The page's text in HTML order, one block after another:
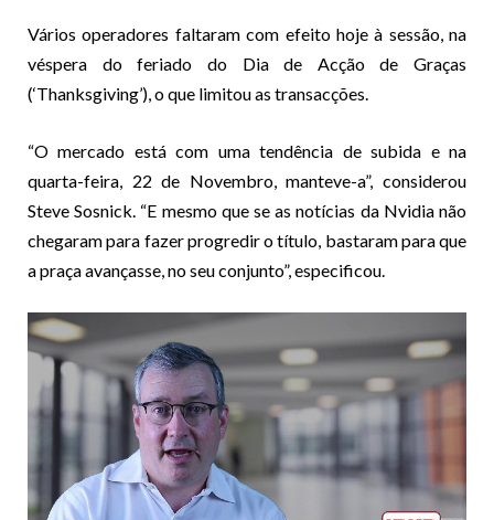
Vários operadores faltaram com efeito hoje à sessão, na
véspera do feriado do Dia de Acção de Graças
(‘Thanksgiving’), o que limitou as transacções.
“O mercado está com uma tendência de subida e na
quarta-feira, 22 de Novembro, manteve-a”, considerou
Steve Sosnick. “E mesmo que se as notícias da Nvidia não
chegaram para fazer progredir o título, bastaram para que
a praça avançasse, no seu conjunto”, especificou.